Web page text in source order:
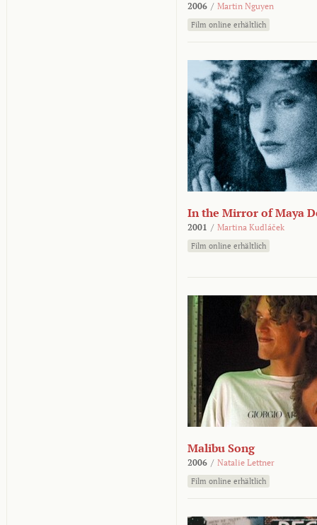
2006 / Martin Nguyen
Film online erhältlich
In the Mirror of Maya
2001 / Martina Kudláček
Film online erhältlich
Malibu Song
2006 / Natalie Lettner
Film online erhältlich